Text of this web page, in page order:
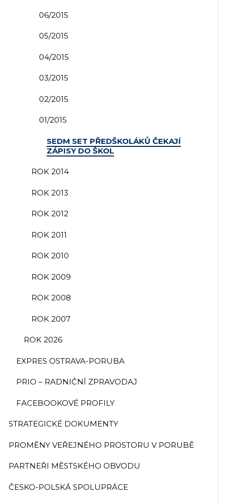
06/2015
05/2015
04/2015
03/2015
02/2015
01/2015
SEDM SET PŘEDŠKOLÁKŮ ČEKAJÍ
ZÁPISY DO ŠKOL
ROK 2014
ROK 2013
ROK 2012
ROK 2011
ROK 2010
ROK 2009
ROK 2008
ROK 2007
ROK 2026
EXPRES OSTRAVA-PORUBA
PRIO – RADNIČNÍ ZPRAVODAJ
FACEBOOKOVÉ PROFILY
STRATEGICKÉ DOKUMENTY
PROMĚNY VEŘEJNÉHO PROSTORU V PORUBĚ
PARTNEŘI MĚSTSKÉHO OBVODU
ČESKO-POLSKÁ SPOLUPRÁCE